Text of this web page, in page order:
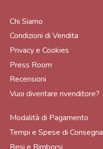
Chi Siamo
Condizioni di Vendita
Privacy e Cookies
Press Room
Recensioni
Vuoi diventare rivenditore?
Modalità di Pagamento
Tempi e Spese di Consegna
Resi e Rimborsi